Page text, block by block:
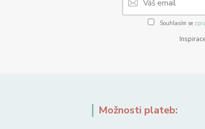
Souhlasím se
Možnosti plateb: